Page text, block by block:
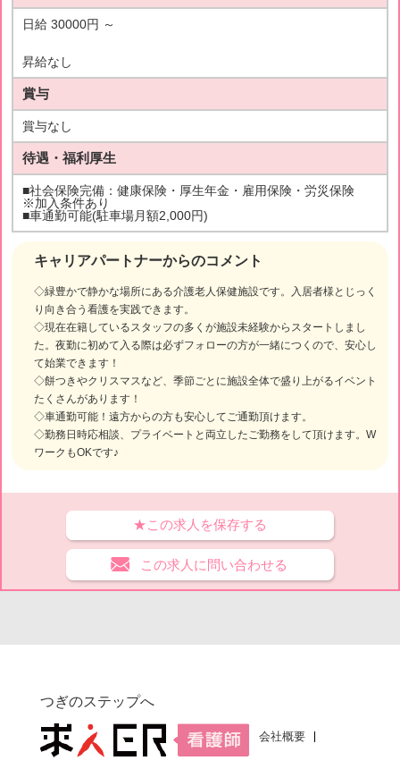
キャリアパートナーからのコメント
◇緑豊かで静かな場所にある介護老人保健施設です。入居者様とじっく
り向き合う看護を実践できます。
◇現在在籍しているスタッフの多くが施設未経験からスタートしまし
た。夜勤に初めて入る際は必ずフォローの方が一緒につくので、安心し
て始業できます！
◇餅つきやクリスマスなど、季節ごとに施設全体で盛り上がるイベント
たくさんがあります！
◇車通勤可能！遠方からの方も安心してご通勤頂けます。
◇勤務日時応相談、プライベートと両立したご勤務をして頂けます。W
ワークもOKです♪
日給 30000円 ～
昇給なし
賞与
賞与なし
待遇・福利厚生
■社会保険完備：健康保険・厚生年金・雇用保険・労災保険
※加入条件あり
■車通勤可能(駐車場月額2,000円)
★この求人を保存する
この求人に問い合わせる
つぎのステップへ
会社概要